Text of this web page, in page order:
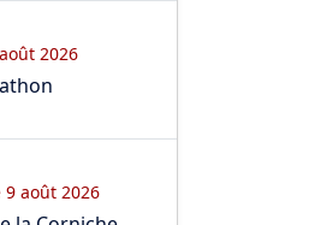
2026
août 2026